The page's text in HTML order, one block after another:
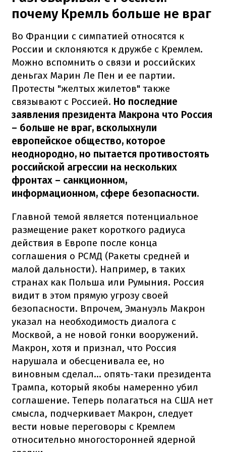
почему Кремль больше не враг
Во Франции с симпатией относятся к
России и склоняются к дружбе с Кремлем.
Можно вспомнить о связи и российских
деньгах Марин Ле Пен и ее партии.
Протесты "желтых жилетов" также
связывают с Россией. Но последние
заявления президента Макрона что Россия
– больше не враг, всколыхнули
европейское общество, которое
неоднородно, но пытается противостоять
российской агрессии на нескольких
фронтах – санкционном,
информационном, сфере безопасности.
Главной темой является потенциальное
размещение ракет короткого радиуса
действия в Европе после конца
соглашения о РСМД (Ракеты средней и
малой дальности). Например, в таких
странах как Польша или Румыния. Россия
видит в этом прямую угрозу своей
безопасности. Впрочем, Эмануэль Макрон
указал на необходимость диалога с
Москвой, а не новой гонки вооружений.
Макрон, хотя и признал, что Россия
нарушала и обесценивала ее, но
виновным сделал... опять-таки президента
Трампа, который якобы намеренно убил
соглашение. Теперь полагаться на США нет
смысла, подчеркивает Макрон, следует
вести новые переговоры с Кремлем
относительно многосторонней ядерной